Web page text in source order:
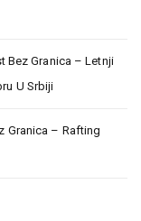
Bez Granica – Letnji
U Srbiji
Granica – Rafting